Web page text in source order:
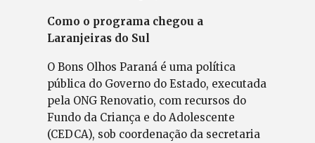
Como o programa chegou a
Laranjeiras do Sul
O Bons Olhos Paraná é uma política
pública do Governo do Estado, executada
pela ONG Renovatio, com recursos do
Fundo da Criança e do Adolescente
(CEDCA), sob coordenação da secretaria